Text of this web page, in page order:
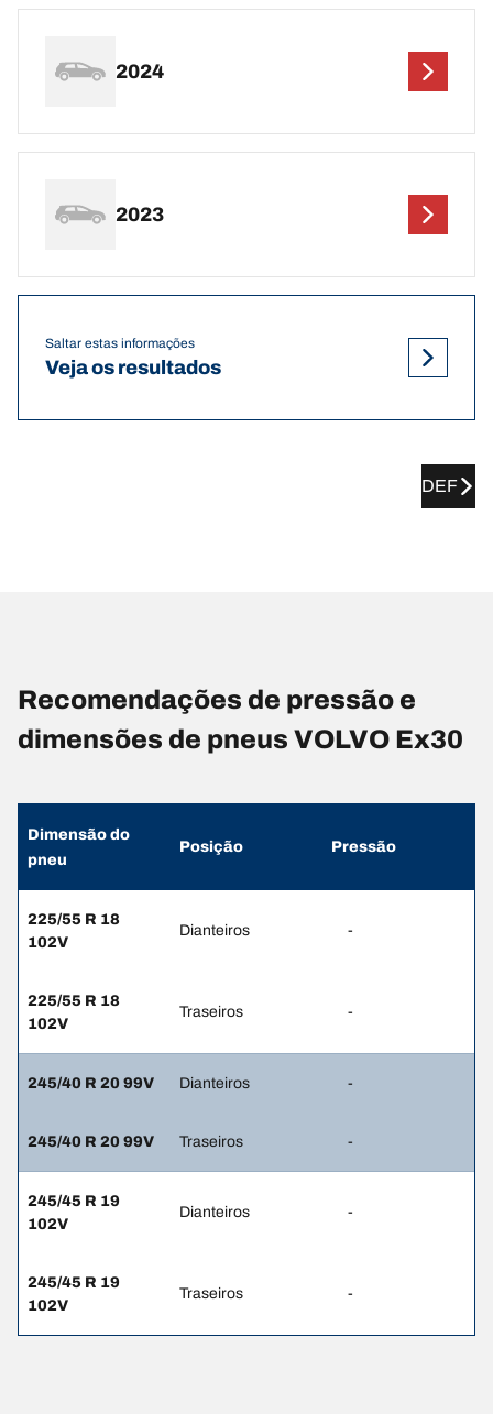
2024
2023
Saltar estas informações
Veja os resultados
DEF
Recomendações de pressão e
dimensões de pneus VOLVO Ex30
Dimensão do
pneu
Posição Pressão
225/55 R 18
102V
Dianteiros -
225/55 R 18
102V
Traseiros -
245/40 R 20 99V Dianteiros -
245/40 R 20 99V Traseiros -
245/45 R 19
102V
Dianteiros -
245/45 R 19
102V
Traseiros -